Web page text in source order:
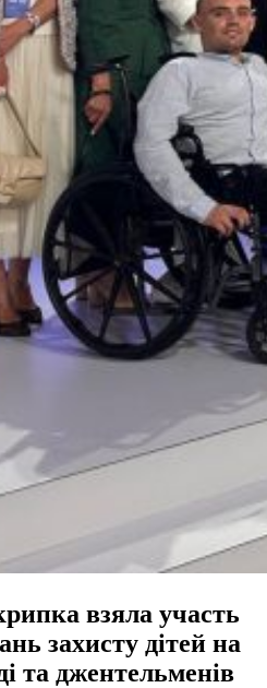
взяла участь
захисту дітей на
та джентельменів